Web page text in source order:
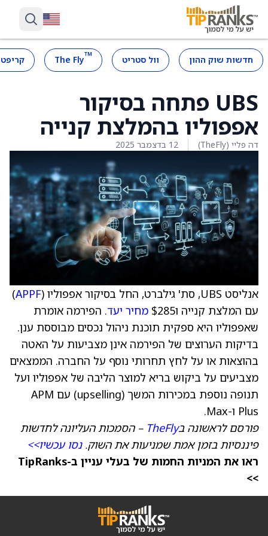
חדשות שוק ההון וול סטריט ™
The Fly
UBS פתחה בסיקור
אפפוליו בהמלצת קנייה
דה פליי (TheFly) 12 בדצמבר 2025
אנליסט UBS, סת' גילברט, החל בסיקור אפפוליו ( APPF
)
עם המלצת קנייה ו$285
מחיר יעד. הפירמה אומרת
שאפפוליו היא ספקית תוכנת ניהול נכסים מבוססת ענן.
בדיקות הערוצים של הפירמה אינן מצביעות על האטה
בהוצאות או על לחץ תחרותי נוסף על החברה. הממצאים
מצביעים על ביקוש בריא למוצר הליבה של אפפוליו ועל
תנופה נוספת במכירות המשך (upselling) עם APM
Plus ו-Max.
פורסם לראשונה בTheFly – הסמכות העליונה לחדשות
פיננסיות בזמן אמת שמניעות את השוק.נסו עכשיו>>
ראו את המניות החמות של בעלי עניין ב-TipRanks
>>